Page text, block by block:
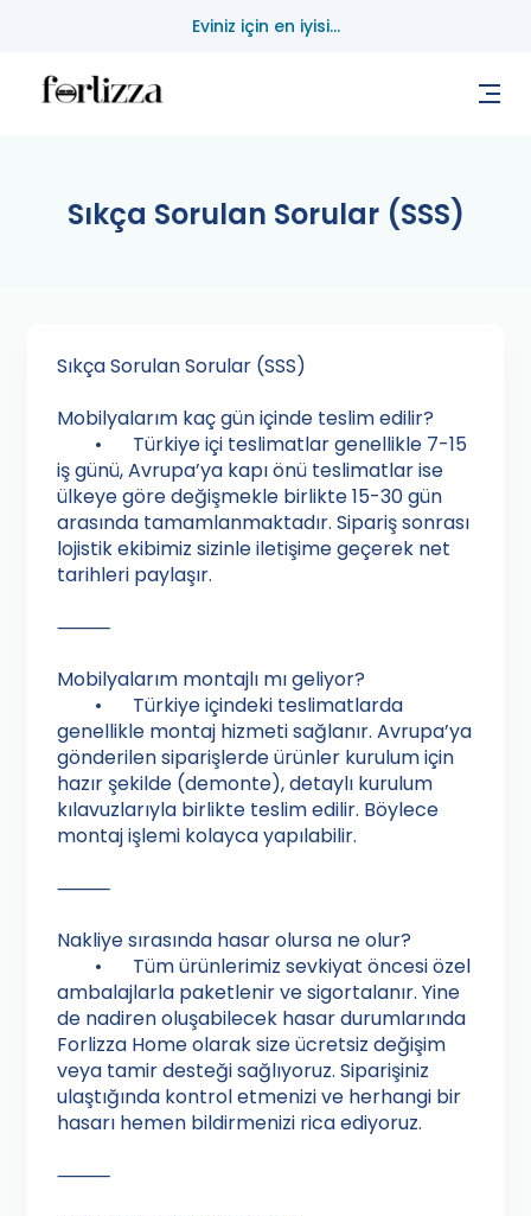
Eviniz için en iyisi...
Sıkça Sorulan Sorular (SSS)
Sıkça Sorulan Sorular (SSS)
Mobilyalarım kaç gün içinde teslim edilir?
•
Türkiye içi teslimatlar genellikle 7-15
iş günü, Avrupa’ya kapı önü teslimatlar ise
ülkeye göre değişmekle birlikte 15-30 gün
arasında tamamlanmaktadır. Sipariş sonrası
lojistik ekibimiz sizinle iletişime geçerek net
tarihleri paylaşır.
⸻
Mobilyalarım montajlı mı geliyor?
•
Türkiye içindeki teslimatlarda
genellikle montaj hizmeti sağlanır. Avrupa’ya
gönderilen siparişlerde ürünler kurulum için
hazır şekilde (demonte), detaylı kurulum
kılavuzlarıyla birlikte teslim edilir. Böylece
montaj işlemi kolayca yapılabilir.
⸻
Nakliye sırasında hasar olursa ne olur?
•
Tüm ürünlerimiz sevkiyat öncesi özel
ambalajlarla paketlenir ve sigortalanır. Yine
de nadiren oluşabilecek hasar durumlarında
Forlizza Home olarak size ücretsiz değişim
veya tamir desteği sağlıyoruz. Siparişiniz
ulaştığında kontrol etmenizi ve herhangi bir
hasarı hemen bildirmenizi rica ediyoruz.
⸻